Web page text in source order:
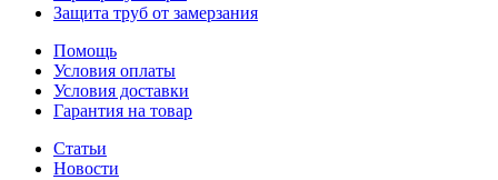
Защита труб от замерзания
Помощь
Условия оплаты
Условия доставки
Гарантия на товар
Статьи
Новости